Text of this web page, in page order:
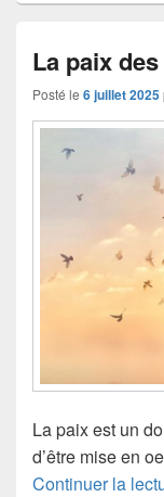
La paix
Posté le 6 juillet 2025
La paix est un
d’être mise en
Continuer la